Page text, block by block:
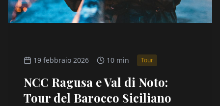
19 febbraio 2026 10 min Tour
NCC Ragusa e Val di Noto:
Tour del Barocco Siciliano